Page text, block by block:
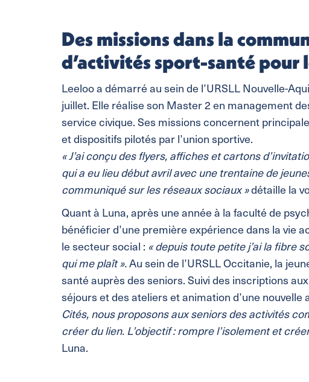
Des missions dans la
d’activités sport-santé pour
Leeloo a démarré au sein de l’URSLL Nouvelle-
juillet. Elle réalise son Master 2 en management
service civique. Ses missions concernent
et dispositifs pilotés par l’union sportive.
« J’ai conçu des flyers, affiches et cartons
qui a eu lieu début avril avec une trentaine de
communiqué sur les réseaux sociaux »détaille la
Quant à Luna, après une année à la faculté de
bénéficier d’une première expérience dans la vie
le secteur social : « depuis toute petite j’ai la fibre
qui me plaît ».Au sein de l’URSLL Occitanie, la
santé auprès des seniors. Suivi des inscriptions
séjours et des ateliers et animation d’une nouvelle
Cités, nous proposons aux seniors des activités
créer du lien. L’objectif : rompre l’isolement et
Luna.